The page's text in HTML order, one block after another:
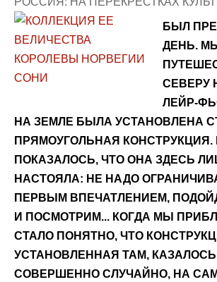
БЫЛ
ДЕНЬ. МЫ
СЕВЕРУ
ЛЕЙР-
НА ЗЕМЛЕ БЫЛА УСТАНОВЛЕНА
ПРЯМОУГОЛЬНАЯ КОНСТРУКЦИЯ.
ПОКАЗАЛОСЬ, ЧТО ОНА ЗДЕСЬ
НАСТОЯЛА: НЕ НАДО
ПЕРВЫМ ВПЕЧАТЛЕНИЕМ,
И ПОСМОТРИМ... КОГДА МЫ
СТАЛО ПОНЯТНО, ЧТО
УСТАНОВЛЕННАЯ ТАМ,
СОВЕРШЕННО СЛУЧАЙНО, НА